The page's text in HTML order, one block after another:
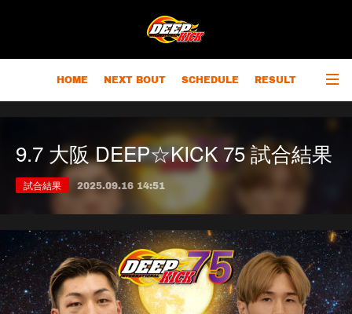
HOME NEXT BOUT SCHEDULE RESULT
9.7 大阪 DEEP☆KICK 75 試合結果
試合結果 2025.09.16 14:51